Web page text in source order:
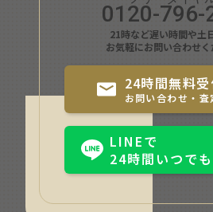
0120-796-
21時など遅い時間や土
お気軽にお問い合わせく
24時間無料受
お問い合わせ・査
LINEで
24時間いつで